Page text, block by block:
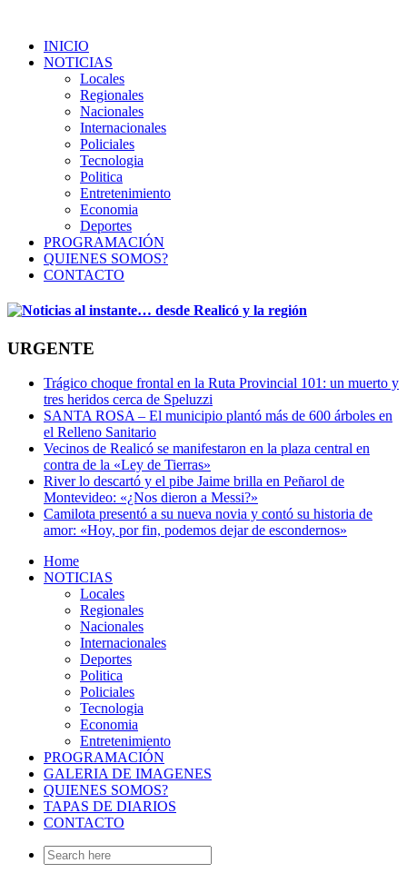
INICIO
NOTICIAS
Locales
Regionales
Nacionales
Internacionales
Policiales
Tecnologia
Politica
Entretenimiento
Economia
Deportes
PROGRAMACIÓN
QUIENES SOMOS?
CONTACTO
URGENTE
Trágico choque frontal en la Ruta Provincial 101: un muerto y
tres heridos cerca de Speluzzi
SANTA ROSA – El municipio plantó más de 600 árboles en
el Relleno Sanitario
Vecinos de Realicó se manifestaron en la plaza central en
contra de la «Ley de Tierras»
River lo descartó y el pibe Jaime brilla en Peñarol de
Montevideo: «¿Nos dieron a Messi?»
Camilota presentó a su nueva novia y contó su historia de
amor: «Hoy, por fin, podemos dejar de escondernos»
Home
NOTICIAS
Locales
Regionales
Nacionales
Internacionales
Deportes
Politica
Policiales
Tecnologia
Economia
Entretenimiento
PROGRAMACIÓN
GALERIA DE IMAGENES
QUIENES SOMOS?
TAPAS DE DIARIOS
CONTACTO
Search
for: